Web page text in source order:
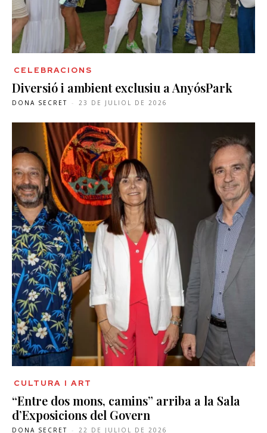
CELEBRACIONS
Diversió i ambient exclusiu a AnyósPark
DONA SECRET - 23 DE JULIOL DE 2026
CULTURA I ART
“Entre dos mons, camins” arriba a la Sala
d’Exposicions del Govern
DONA SECRET - 22 DE JULIOL DE 2026